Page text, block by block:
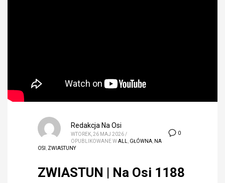
0
Redakcja Na Osi
WTOREK, 26 MAJ 2026 /
OPUBLIKOWANE WALL GŁÓWNA NA
OSI
ZWIASTUNY
ZWIASTUN | Na Osi 1188